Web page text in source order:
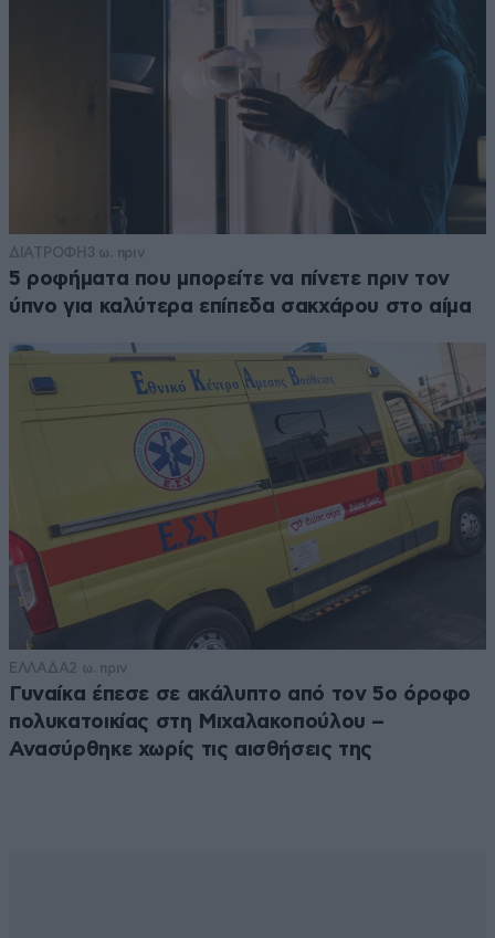
ΔΙΑΤΡΟΦΗ 3 ω. πριν
5 ροφήματα που μπορείτε να πίνετε πριν τον
ύπνο για καλύτερα επίπεδα σακχάρου στο αίμα
ΕΛΛΑΔΑ2 ω. πριν
Γυναίκα έπεσε σε ακάλυπτο από τον 5ο όροφο
πολυκατοικίας στη Μιχαλακοπούλου –
Ανασύρθηκε χωρίς τις αισθήσεις της